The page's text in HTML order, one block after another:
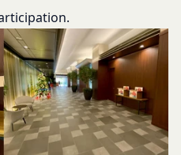
コンテンツ」といいま
よびその他の知的財産権
ンテンツの使用を許諾す
、会員はこれらの権利を
のとします。
ービスのコンテンツその
部を権利者の許可なく使
送、配布、掲示、販売、